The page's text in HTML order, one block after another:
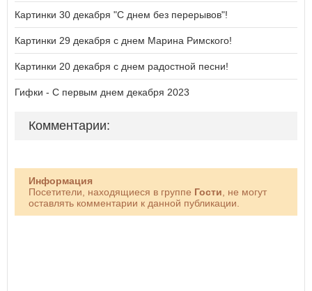
Картинки 30 декабря "С днем без перерывов"!
Картинки 29 декабря с днем Марина Римского!
Картинки 20 декабря с днем радостной песни!
Гифки - С первым днем декабря 2023
Комментарии:
Информация
Посетители, находящиеся в группе Гости , не могут
оставлять комментарии к данной публикации.